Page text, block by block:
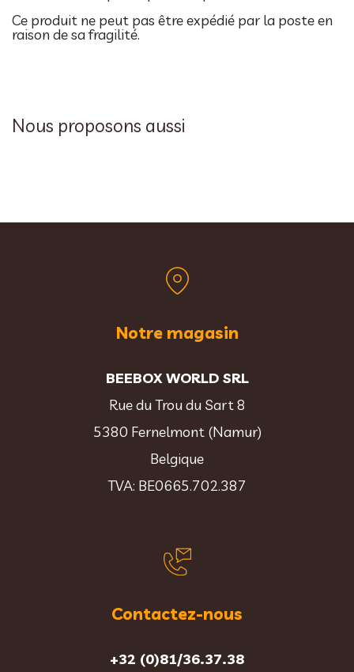
Ce produit ne peut pas être expédié par la poste en
raison de sa fragilité.
Nous proposons aussi
Notre magasin
BEEBOX WORLD SRL
Rue du Trou du Sart 8
5380 Fernelmont (Namur)
Belgique
TVA: BE0665.702.387
Contactez-nous
+32 (0)81/36.37.38